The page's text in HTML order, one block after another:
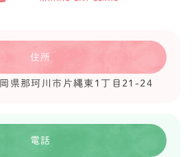
住所
県那珂川市片縄東1丁目21-24
電話